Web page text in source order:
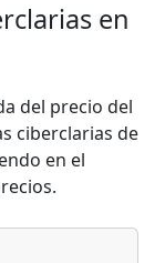
en
del precio del
ciberclarias de
en el